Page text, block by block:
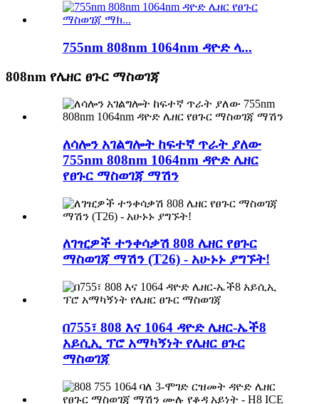
755nm 808nm 1064nm ዳዮድ ላ...
808nm የሌዘር ፀጉር ማስወገጃ
ለሳሎን አገልግሎት ከፍተኛ ጥራት ያለው
755nm 808nm 1064nm ዳዮድ ሌዘር
የፀጉር ማስወገጃ ማሽን
ለገዢዎች ተንቀሳቃሽ 808 ሌዘር የፀጉር
ማስወገጃ ማሽን (T26) - አሁኑኑ ያግኙት!
በ755፣ 808 እና 1064 ዳዮድ ሌዘር-ኤች8
አይሲኢ ፕሮ አማካኝነት የሌዘር ፀጉር
ማስወገጃ